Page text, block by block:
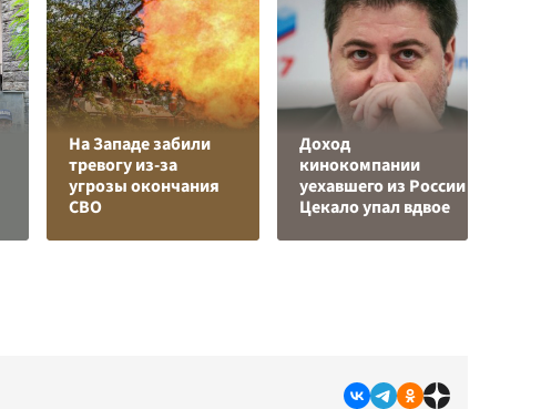
На Западе забили
тревогу из-за
угрозы окончания
СВО
Доход
кинокомпании
уехавшего из России
Цекало упал вдвое